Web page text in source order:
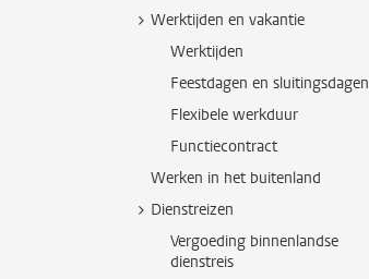
Werktijden en vakantie
Werktijden
Feestdagen en sluitingsdagen
Flexibele werkduur
Functiecontract
Werken in het buitenland
Dienstreizen
Vergoeding binnenlandse
dienstreis